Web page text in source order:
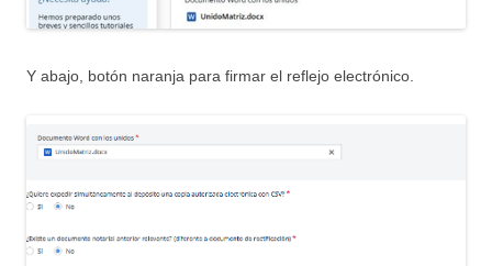
Y abajo, botón naranja para firmar el reflejo electrónico.